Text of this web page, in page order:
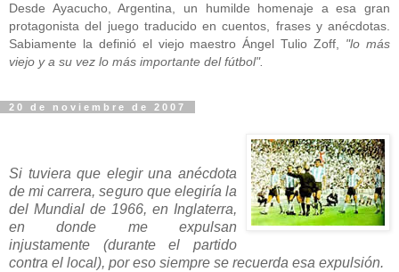
Desde Ayacucho, Argentina, un humilde homenaje a esa gran
protagonista del juego traducido en cuentos, frases y anécdotas.
Sabiamente la definió el viejo maestro Ángel Tulio Zoff, "lo más
viejo y a su vez lo más importante del fútbol".
20 de noviembre de 2007
Si tuviera que elegir una anécdota
de mi carrera, seguro que elegiría la
del Mundial de 1966, en Inglaterra,
en donde me expulsan
injustamente (durante el partido
contra el local), por eso siempre se recuerda esa expulsión.